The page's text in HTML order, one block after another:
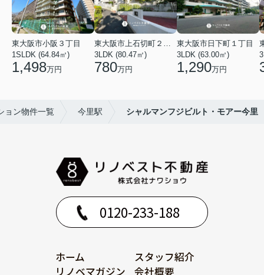
東大阪市小阪３丁目
1SLDK (64.84㎡)
1,498万円
東大阪市上石切町２丁目
3LDK (80.47㎡)
780万円
東大阪市日下町１丁目
3LDK (63.00㎡)
1,290万円
ョン物件一覧 今里駅 シャルマンフジビルト・モアー今里
0120-233-188
ホーム
スタッフ紹介
リノベマガジン
会社概要